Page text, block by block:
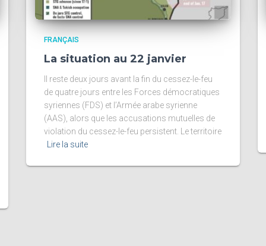
FRANÇAIS
La situation au 22 janvier
Il reste deux jours avant la fin du cessez-le-feu
de quatre jours entre les Forces démocratiques
syriennes (FDS) et l’Armée arabe syrienne
(AAS), alors que les accusations mutuelles de
violation du cessez-le-feu persistent. Le territoire
Lire la suite